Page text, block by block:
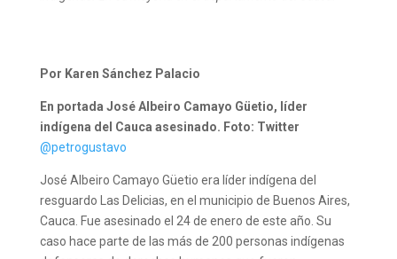
Por Karen Sánchez Palacio
En portada José Albeiro Camayo Güetio, líder
indígena del Cauca asesinado. Foto: Twitter
@petrogustavo
José Albeiro Camayo Güetio era líder indígena del
resguardo Las Delicias, en el municipio de Buenos Aires,
Cauca. Fue asesinado el 24 de enero de este año. Su
caso hace parte de las más de 200 personas indígenas